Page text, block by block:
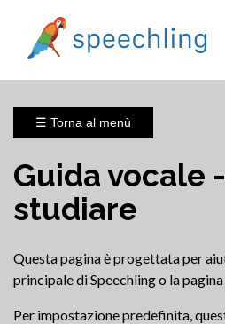
☰ Torna al menù
Guida vocale
studiare
Questa pagina è progettata per
principale di Speechling o la
Per impostazione predefinita,